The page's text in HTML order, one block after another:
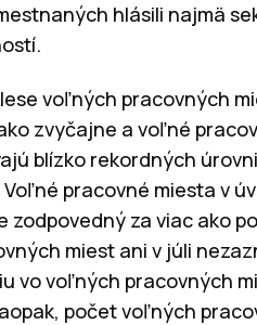
hlásili najmä
voľných pracovných
zvyčajne a voľné
blízko rekordných
pracovné miesta v
zodpovedný za viac ako
miest ani v júli
vo voľných pracovných
počet voľných